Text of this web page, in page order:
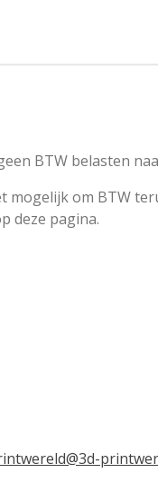
BTW belasten
mogelijk om BTW
deze pagina.